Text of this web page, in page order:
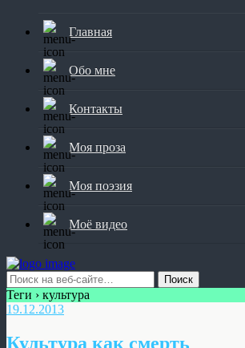
Главная
Обо мне
Контакты
Моя проза
Моя поэзия
Моё видео
Теги › культура
19.12.2013
Культура как смерть